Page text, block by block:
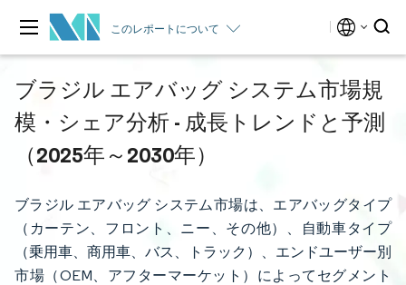
このレポートについて
ブラジル エアバッグ システム市場規
模・シェア分析 - 成長トレンドと予測
（2025年～2030年）
ブラジル エアバッグ システム市場は、エアバッグタイプ
（カーテン、フロント、ニー、その他）、自動車タイプ
（乗用車、商用車、バス、トラック）、エンドユーザー別
市場（OEM、アフターマーケット）によってセグメント